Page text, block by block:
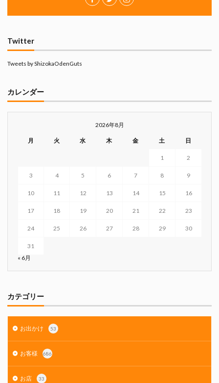
Twitter
Tweets by ShizokaOdenGuts
カレンダー
2026年8月
月 火 水 木 金 土 日
1 2
3 4 5 6 7 8 9
10 11 12 13 14 15 16
17 18 19 20 21 22 23
24 25 26 27 28 29 30
31
« 6月
カテゴリー
お出かけ 53
お客様 686
お店 33